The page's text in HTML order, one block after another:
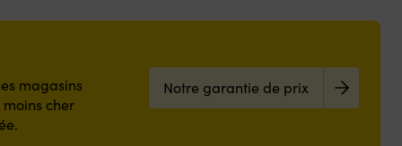
magasins
cher
Notre garantie de prix